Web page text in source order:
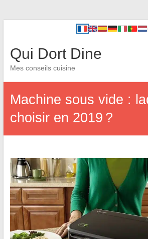
Qui Dort Dine
Mes conseils cuisine
Machine sous vide :
choisir en 2019 ?